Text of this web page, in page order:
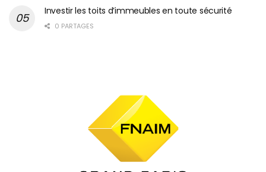
Investir les toits d’immeubles en toute sécurité
0 PARTAGES